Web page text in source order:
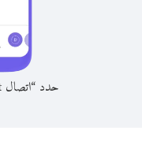
حدد “اتصال Viber Out” من عنوان المحادثة